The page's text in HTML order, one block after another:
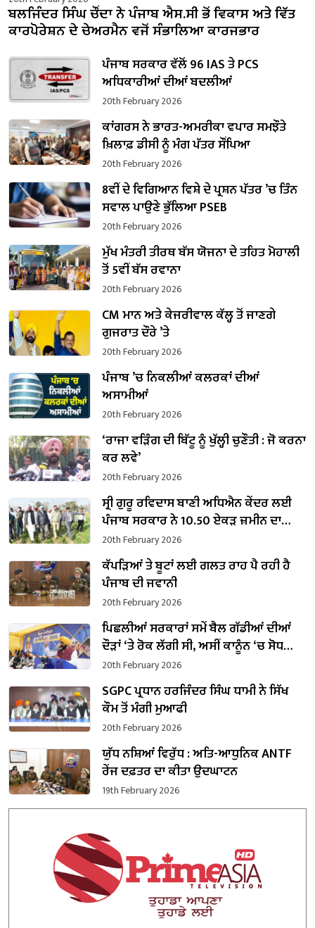
ਬਲਜਿੰਦਰ ਸਿੰਘ ਚੌਂਦਾ ਨੇ ਪੰਜਾਬ ਐਸ.ਸੀ ਭੋਂ ਵਿਕਾਸ ਅਤੇ ਵਿੱਤ
ਕਾਰਪੋਰੇਸ਼ਨ ਦੇ ਚੇਅਰਮੈਨ ਵਜੋਂ ਸੰਭਾਲਿਆ ਕਾਰਜਭਾਰ
ਪੰਜਾਬ ਸਰਕਾਰ ਵੱਲੋਂ 96 IAS ਤੇ PCS
ਅਧਿਕਾਰੀਆਂ ਦੀਆਂ ਬਦਲੀਆਂ
20th February 2026
ਕਾਂਗਰਸ ਨੇ ਭਾਰਤ-ਅਮਰੀਕਾ ਵਪਾਰ ਸਮਝੌਤੇ
ਖ਼ਿਲਾਫ਼ ਡੀਸੀ ਨੂੰ ਮੰਗ ਪੱਤਰ ਸੌਂਪਿਆ
20th February 2026
8ਵੀਂ ਦੇ ਵਿਗਿਆਨ ਵਿਸ਼ੇ ਦੇ ਪ੍ਰਸ਼ਨ ਪੱਤਰ ’ਚ ਤਿੰਨ
ਸਵਾਲ ਪਾਉਣੇ ਭੁੱਲਿਆ PSEB
20th February 2026
ਮੁੱਖ ਮੰਤਰੀ ਤੀਰਥ ਬੱਸ ਯੋਜਨਾ ਦੇ ਤਹਿਤ ਮੋਹਾਲੀ
ਤੋਂ 5ਵੀਂ ਬੱਸ ਰਵਾਨਾ
20th February 2026
CM ਮਾਨ ਅਤੇ ਕੇਜਰੀਵਾਲ ਕੱਲ੍ਹ ਤੋਂ ਜਾਣਗੇ
ਗੁਜਰਾਤ ਦੌਰੇ ’ਤੇ
20th February 2026
ਪੰਜਾਬ ’ਚ ਨਿਕਲੀਆਂ ਕਲਰਕਾਂ ਦੀਆਂ
ਅਸਾਮੀਆਂ
20th February 2026
‘ਰਾਜਾ ਵੜਿੰਗ ਦੀ ਬਿੱਟੂ ਨੂੰ ਖੁੱਲ੍ਹੀ ਚੁਣੌਤੀ : ਜੋ ਕਰਨਾ
ਕਰ ਲਵੇ’
20th February 2026
ਸ੍ਰੀ ਗੁਰੂ ਰਵਿਦਾਸ ਬਾਣੀ ਅਧਿਐਨ ਕੇਂਦਰ ਲਈ
ਪੰਜਾਬ ਸਰਕਾਰ ਨੇ 10.50 ਏਕੜ ਜ਼ਮੀਨ ਦਾ
ਕਬਜ਼ਾ ਲਿਆ
20th February 2026
ਕੱਪੜਿਆਂ ਤੇ ਬੂਟਾਂ ਲਈ ਗਲਤ ਰਾਹ ਪੈ ਰਹੀ ਹੈ
ਪੰਜਾਬ ਦੀ ਜਵਾਨੀ
20th February 2026
ਪਿਛਲੀਆਂ ਸਰਕਾਰਾਂ ਸਮੇਂ ਬੈਲ ਗੱਡੀਆਂ ਦੀਆਂ
ਦੌੜਾਂ ‘ਤੇ ਰੋਕ ਲੱਗੀ ਸੀ, ਅਸੀਂ ਕਾਨੂੰਨ ‘ਚ ਸੋਧ
ਕਰਕੇ ਮੁੜ ਸ਼ੁਰੂ ਕੀਤਾ : CM ਮਾਨ
20th February 2026
SGPC ਪ੍ਰਧਾਨ ਹਰਜਿੰਦਰ ਸਿੰਘ ਧਾਮੀ ਨੇ ਸਿੱਖ
ਕੌਮ ਤੋਂ ਮੰਗੀ ਮੁਆਫੀ
20th February 2026
ਯੁੱਧ ਨਸ਼ਿਆਂ ਵਿਰੁੱਧ : ਅਤਿ-ਆਧੁਨਿਕ ANTF
ਰੇਂਜ ਦਫ਼ਤਰ ਦਾ ਕੀਤਾ ਉਦਘਾਟਨ
19th February 2026